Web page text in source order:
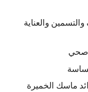
والعناية
صحي
ماسك الخميرة